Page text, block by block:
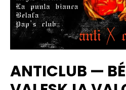
ANTICLUB —